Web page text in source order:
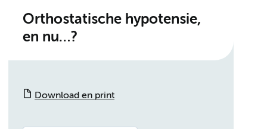
Orthostatische hypotensie,
en nu…?
Download en print